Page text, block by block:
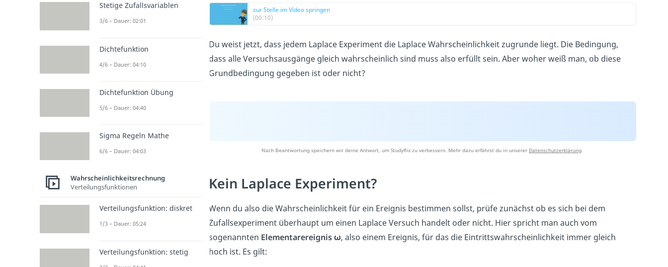
zur Stelle im Video springen
(00:10)
Du weist jetzt, dass jedem Laplace Experiment die Laplace Wahrscheinlichkeit zugrunde liegt. Die Bedingung,
dass alle Versuchsausgänge gleich wahrscheinlich sind muss also erfüllt sein. Aber woher weiß man, ob diese
Grundbedingung gegeben ist oder nicht?
Nach Beantwortung speichern wir deine Antwort, um Studyflix zu verbessern. Mehr dazu erfährst du in unserer Datenschutzerklärung.
Kein Laplace Experiment?
Wenn du also die Wahrscheinlichkeit für ein Ereignis bestimmen sollst, prüfe zunächst ob es sich bei dem
Zufallsexperiment überhaupt um einen Laplace Versuch handelt oder nicht. Hier spricht man auch vom
sogenannten Elementarereignis ω, also einem Ereignis, für das die Eintrittswahrscheinlichkeit immer gleich
hoch ist. Es gilt:
Stetige Zufallsvariablen
3/6 – Dauer: 02:01
Dichtefunktion
4/6 – Dauer: 04:10
Dichtefunktion Übung
5/6 – Dauer: 04:40
Sigma Regeln Mathe
6/6 – Dauer: 04:03
Wahrscheinlichkeitsrechnung
Verteilungsfunktionen
Verteilungsfunktion: diskret
1/3 – Dauer: 05:24
Verteilungsfunktion: stetig